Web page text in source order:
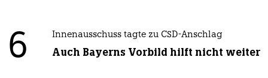
6 Innenausschuss tagte zu CSD-Anschlag
Auch Bayerns Vorbild hilft nicht weiter